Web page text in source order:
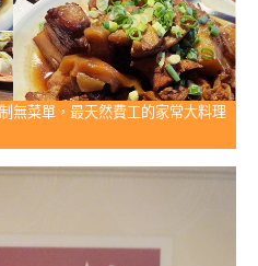
無菜單，最天然費工的家常大料理